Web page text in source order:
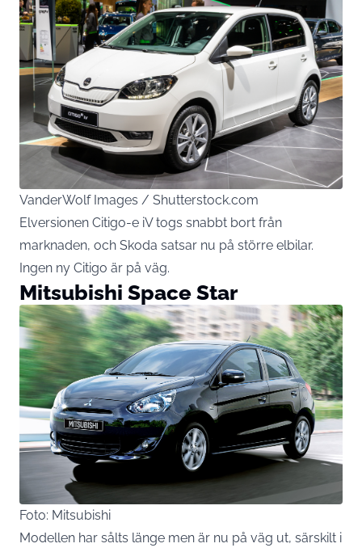
VanderWolf Images / Shutterstock.com
Elversionen Citigo-e iV togs snabbt bort från
marknaden, och Skoda satsar nu på större elbilar.
Ingen ny Citigo är på väg.
Mitsubishi Space Star
Foto: Mitsubishi
Modellen har sålts länge men är nu på väg ut, särskilt i